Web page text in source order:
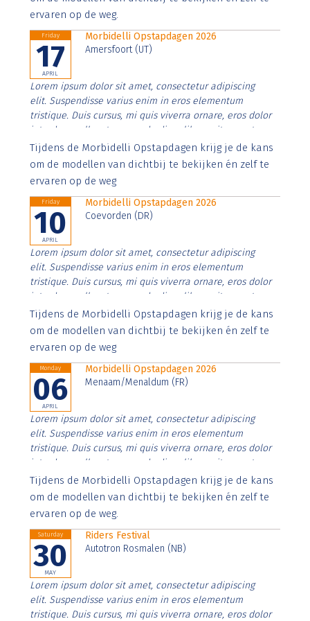
ervaren op de weg.
Friday
17
APRIL
Morbidelli Opstapdagen 2026
Amersfoort (UT)
Lorem ipsum dolor sit amet, consectetur adipiscing
elit. Suspendisse varius enim in eros elementum
tristique. Duis cursus, mi quis viverra ornare, eros dolor
interdum nulla, ut commodo diam libero vitae erat.
Aenean faucibus nibh et justo cursus id rutrum lorem
imperdiet. Nunc ut sem vitae risus tristique posuere.
Tijdens de Morbidelli Opstapdagen krijg je de kans
om de modellen van dichtbij te bekijken én zelf te
ervaren op de weg
Friday
10
APRIL
Morbidelli Opstapdagen 2026
Coevorden (DR)
Lorem ipsum dolor sit amet, consectetur adipiscing
elit. Suspendisse varius enim in eros elementum
tristique. Duis cursus, mi quis viverra ornare, eros dolor
interdum nulla, ut commodo diam libero vitae erat.
Aenean faucibus nibh et justo cursus id rutrum lorem
imperdiet. Nunc ut sem vitae risus tristique posuere.
Tijdens de Morbidelli Opstapdagen krijg je de kans
om de modellen van dichtbij te bekijken én zelf te
ervaren op de weg
Monday
06
APRIL
Morbidelli Opstapdagen 2026
Menaam/Menaldum (FR)
Lorem ipsum dolor sit amet, consectetur adipiscing
elit. Suspendisse varius enim in eros elementum
tristique. Duis cursus, mi quis viverra ornare, eros dolor
interdum nulla, ut commodo diam libero vitae erat.
Aenean faucibus nibh et justo cursus id rutrum lorem
imperdiet. Nunc ut sem vitae risus tristique posuere.
Tijdens de Morbidelli Opstapdagen krijg je de kans
om de modellen van dichtbij te bekijken én zelf te
ervaren op de weg.
Saturday
30
MAY
Riders Festival
Autotron Rosmalen (NB)
Lorem ipsum dolor sit amet, consectetur adipiscing
elit. Suspendisse varius enim in eros elementum
tristique. Duis cursus, mi quis viverra ornare, eros dolor